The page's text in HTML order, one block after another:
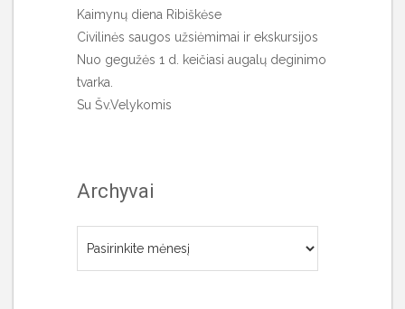
Kaimynų diena Ribiškėse
Civilinės saugos užsiėmimai ir ekskursijos
Nuo gegužės 1 d. keičiasi augalų deginimo
tvarka.
Su Šv.Velykomis
Archyvai